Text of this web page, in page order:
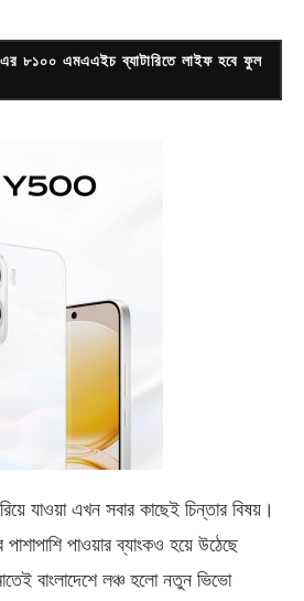
৮১০০ এমএএইচ ব্যাটারিতে লাইফ হবে ফুল
যাওয়া এখন সবার কাছেই চিন্তার বিষয়।
পাওয়ার ব্যাংকও হয়ে উঠেছে
বাংলাদেশে লঞ্চ হলো নতুন ভিভো